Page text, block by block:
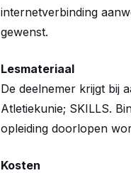
internetverbinding
gewenst.
Lesmateriaal
De deelnemer krijgt bij
Atletiekunie; SKILLS.
opleiding doorlopen
Kosten